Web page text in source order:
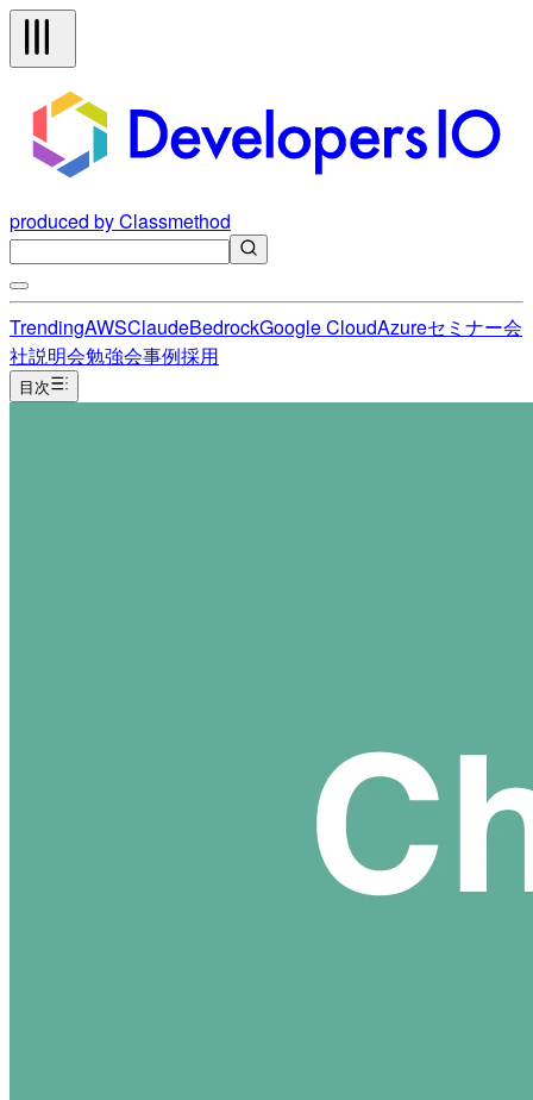
produced by Classmethod
TrendingAWSClaudeBedrockGoogle CloudAzureセミナー会
社説明会勉強会事例採用
目次